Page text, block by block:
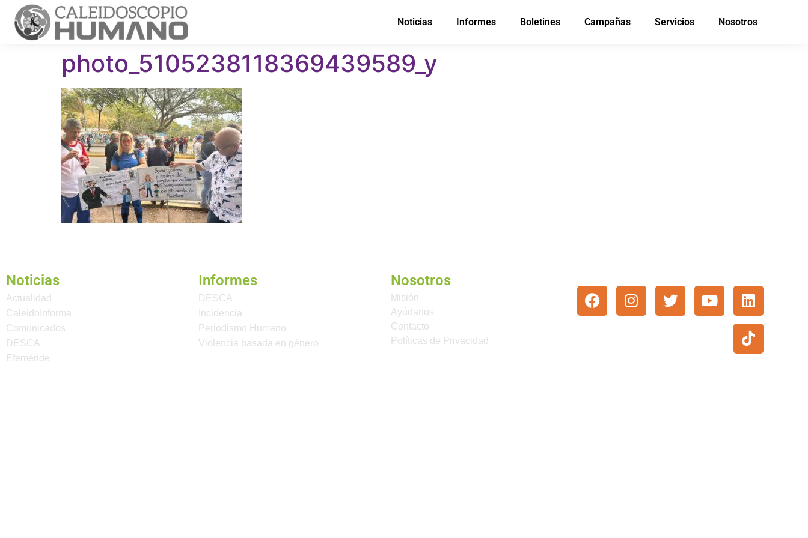
Noticias Informes Boletines Campañas Servicios Nosotros
photo_5105238118369439589_y
Noticias
Actualidad
CaleidoInforma
Comunicados
DESCA
Efeméride
Informes
DESCA
Incidencia
Periodismo Humano
Violencia basada en género
Nosotros
Misión
Ayúdanos
Contacto
Políticas de Privacidad